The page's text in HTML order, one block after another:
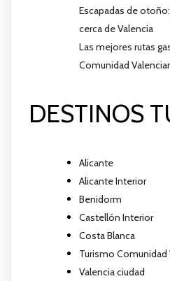
Escapadas de
cerca de Valencia
Las mejores rutas
Comunidad
DESTINOS
Alicante
Alicante Interior
Benidorm
Castellón Interior
Costa Blanca
Turismo Comunidad
Valencia ciudad